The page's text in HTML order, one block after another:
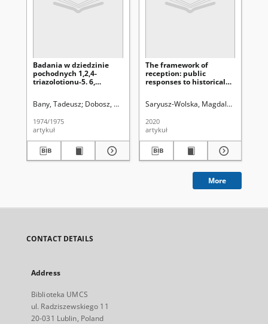
Badania w dziedzinie
pochodnych 1,2,4-
triazolotionu-5. 6,
formylowanie
triazolotionu-5
Bany, Tadeusz Dobosz, Maria (1938- ) Hubicki, Włodzimierz (1914-
1974/1975
artykuł
The framework of
reception: public
responses to historical
Saryusz-Wolska, Magdalena
2020
artykuł
More
CONTACT DETAILS
Address
Biblioteka UMCS
ul. Radziszewskiego 11
20-031 Lublin, Poland